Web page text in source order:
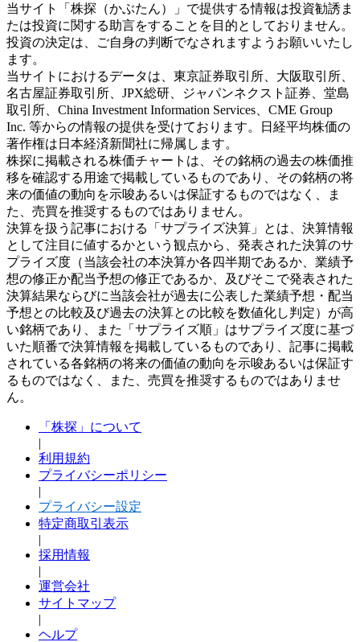
当サイト「株探（かぶたん）」で提供する情報は投資勧誘ま
たは投資に関する助言をすることを目的としておりません。
投資の決定は、ご自身の判断でなされますようお願いいたし
ます。
当サイトにおけるデータは、東京証券取引所、大阪取引所、
名古屋証券取引所、JPX総研、ジャパンネクスト証券、堂島
取引所、China Investment Information Services、CME Group
Inc. 等からの情報の提供を受けております。日経平均株価の
著作権は日本経済新聞社に帰属します。
株探に掲載される株価チャートは、その銘柄の過去の株価推
移を確認する用途で掲載しているものであり、その銘柄の将
来の価値の動向を示唆あるいは保証するものではなく、ま
た、売買を推奨するものではありません。
決算を扱う記事における「サプライズ決算」とは、決算情報
として注目に値するかという観点から、発表された決算のサ
プライズ度（当該会社の本決算か各四半期であるか、業績予
想の修正か配当予想の修正であるか、及びそこで発表された
決算結果ならびに当該会社が過去に公表した業績予想・配当
予想との比較及び過去の決算との比較を数値化し判定）が高
い銘柄であり、また「サプライズ順」はサプライズ度に基づ
いた順番で決算情報を掲載しているものであり、記事に掲載
されている各銘柄の将来の価値の動向を示唆あるいは保証す
るものではなく、また、売買を推奨するものではありませ
ん。
「株探」について
|
利用規約
プライバシーポリシー
|
プライバシー設定
特定商取引表示
|
採用情報
|
運営会社
サイトマップ
|
ヘルプ